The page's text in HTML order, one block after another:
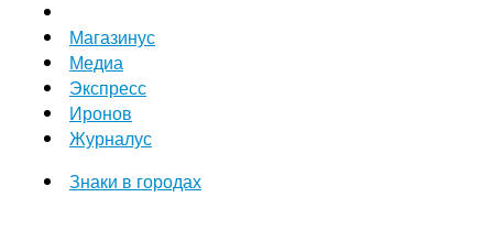
Магазинус
Медиа
Экспресс
Иронов
Журналус
Знаки в городах